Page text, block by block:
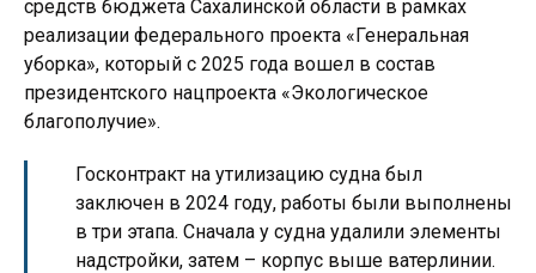
средств бюджета Сахалинской области в рамках
реализации федерального проекта «Генеральная
уборка», который с 2025 года вошел в состав
президентского нацпроекта «Экологическое
благополучие».
Госконтракт на утилизацию судна был
заключен в 2024 году, работы были выполнены
в три этапа. Сначала у судна удалили элементы
надстройки, затем – корпус выше ватерлинии.